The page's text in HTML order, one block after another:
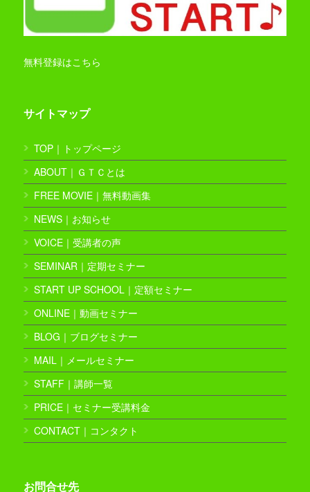
無料登録はこちら
サイトマップ
TOP｜トップページ
ABOUT｜ＧＴＣとは
FREE MOVIE｜無料動画集
NEWS｜お知らせ
VOICE｜受講者の声
SEMINAR｜定期セミナー
START UP SCHOOL｜定額セミナー
ONLINE｜動画セミナー
BLOG｜ブログセミナー
MAIL｜メールセミナー
STAFF｜講師一覧
PRICE｜セミナー受講料金
CONTACT｜コンタクト
お問合せ先